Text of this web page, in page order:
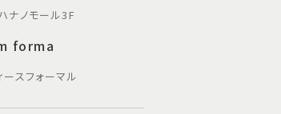
ナノモール3F
forma
ースフォーマル